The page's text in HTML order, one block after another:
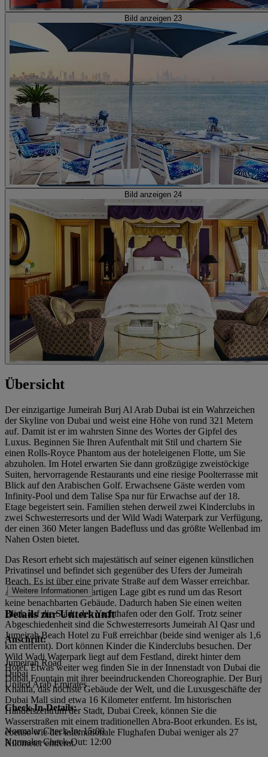
Bild anzeigen 23
Bild anzeigen 24
Übersicht
Der einzigartige Jumeirah Burj Al Arab Dubai ist ein Wahrzeichen
der Skyline von Dubai und weist eine Höhe von rund 321 Metern
auf. Damit ist er im wahrsten Sinne des Wortes der Gipfel des
Luxus. Beginnen Sie Ihren Aufenthalt mit Stil und chartern Sie
einen Rolls-Royce Phantom aus der hoteleigenen Flotte, um Sie
abzuholen. Im Hotel erwarten Sie dann großzügige zweistöckige
Suiten, hervorragende Restaurants und eine riesige Poolterrasse mit
Blick auf den Arabischen Golf. Erwachsene Gäste werden vom
Infinity-Pool und dem Talise Spa nur für Erwachse auf der 18.
Etage begeistert sein. Familien stehen derweil zwei Kinderclubs in
zwei Schwesterresorts und der Wild Wadi Waterpark zur Verfügung,
der einen 360 Meter langen Badefluss und das größte Wellenbad im
Nahen Osten bietet.
Das Resort erhebt sich majestätisch auf seiner eigenen künstlichen
Privatinsel und befindet sich gegenüber des Ufers der Jumeirah
Beach. Es ist über eine private Straße auf dem Wasser erreichbar.
Aufgrund seiner einzigartigen Lage gibt es rund um das Resort
keine benachbarten Gebäude. Dadurch haben Sie einen weiten
Blick auf die Stadt, den Yachthafen oder den Golf. Trotz seiner
Abgeschiedenheit sind die Schwesterresorts Jumeirah Al Qasr und
Jumeirah Beach Hotel zu Fuß erreichbar (beide sind weniger als 1,6
km entfernt). Dort können Kinder die Kinderclubs besuchen. Der
Wild Wadi Waterpark liegt auf dem Festland, direkt hinter dem
Hotel. Etwas weiter weg finden Sie in der Innenstadt von Dubai die
Dubai Fountain mit ihrer beeindruckenden Choreographie. Der Burj
Khalifa, das höchste Gebäude der Welt, und die Luxusgeschäfte der
Dubai Mall sind etwa 16 Kilometer entfernt. Im historischen
Handelszentrum der Stadt, Dubai Creek, können Sie die
Wasserstraßen mit einem traditionellen Abra-Boot erkunden. Es ist,
ebenso wie der internationale Flughafen Dubai weniger als 27
Kilometer entfernt.
Weitere Informationen
Details zur Unterkunft
Anschrift:
Jumeirah Road
Dubai
United Arab Emirates
Check-In-Details:
Normaler Check-In: 15:00
Normaler Check-Out: 12:00